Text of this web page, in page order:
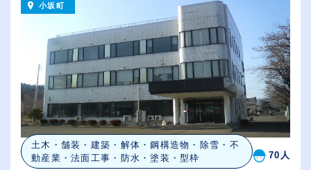
小坂町
土木・舗装・建築・解体・鋼構造物・除雪・不
動産業・法面工事・防水・塗装・型枠
70人